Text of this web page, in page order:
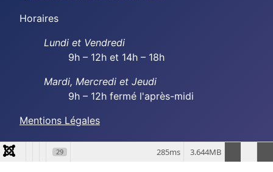
Horaires
Lundi et Vendredi
9h – 12h et 14h – 18h
Mardi, Mercredi et Jeudi
9h – 12h fermé l'après-midi
Mentions Légales
29 3.644MB
285ms